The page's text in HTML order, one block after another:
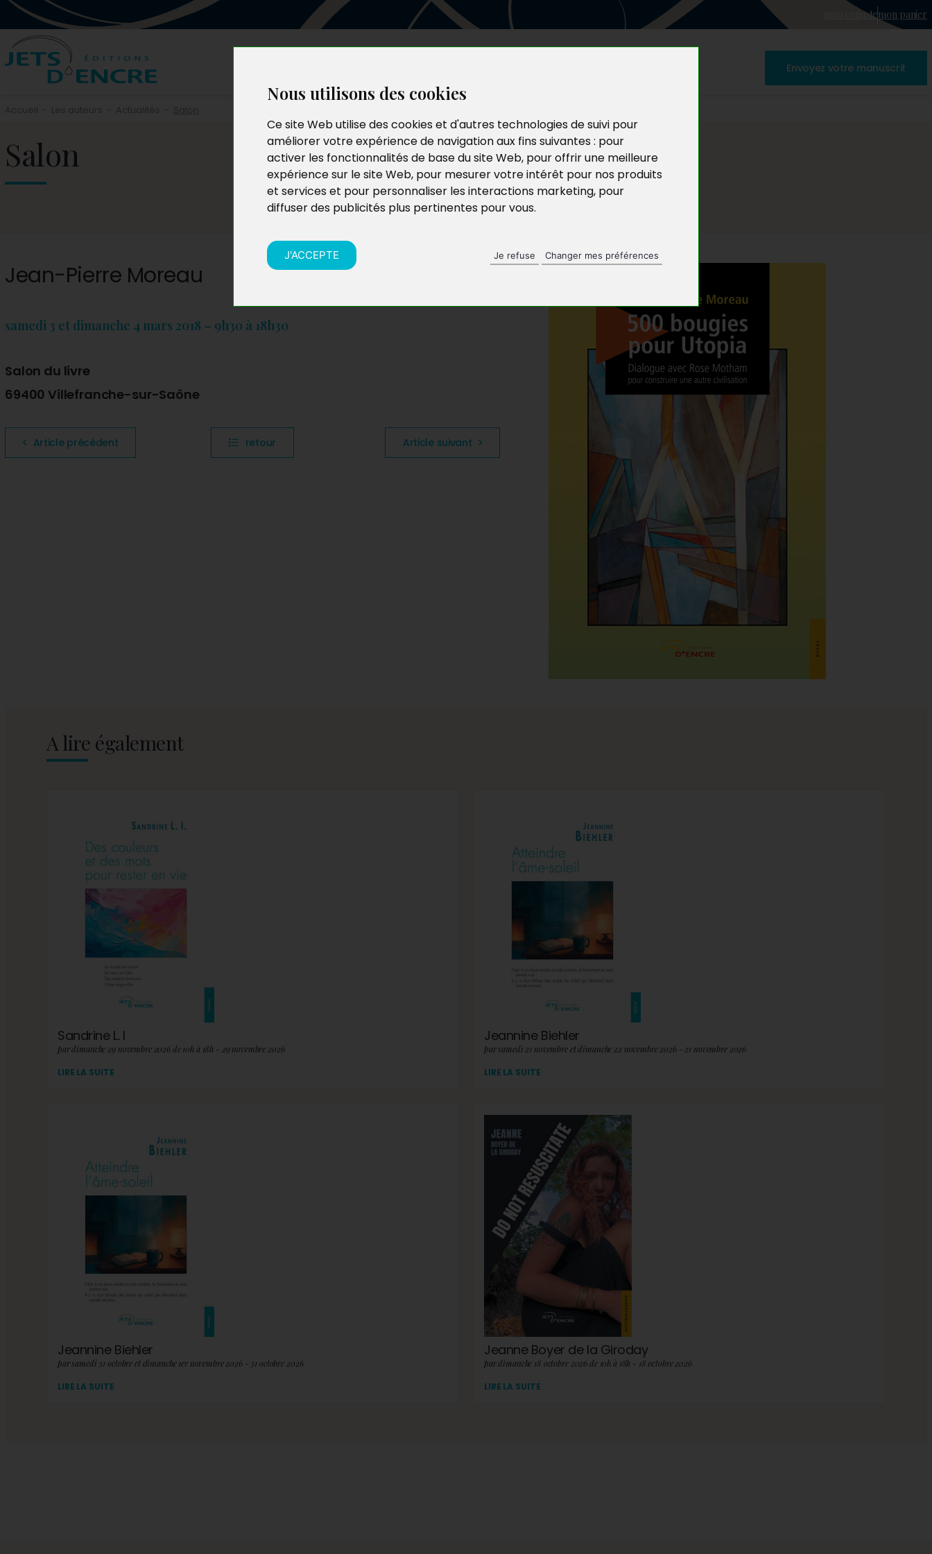
Nous utilisons des cookies
Ce site Web utilise des cookies et d'autres technologies de suivi pour
améliorer votre expérience de navigation aux fins suivantes : pour
activer les fonctionnalités de base du site Web, pour offrir une meilleure
expérience sur le site Web, pour mesurer votre intérêt pour nos produits
et services et pour personnaliser les interactions marketing, pour
diffuser des publicités plus pertinentes pour vous.
J'ACCEPTE Je refuse Changer mes préférences
mon comptemon panier
Envoyez votre manuscrit
Salon
Jean-Pierre Moreau
samedi 3 et dimanche 4 mars 2018 – 9h30 à 18h30
Salon du livre
69400 Villefranche-sur-Saône
Article précédent retour Article suivant
A lire également
Sandrine L. I
par dimanche 29 novembre 2026 de 10h à 18h - 29 novembre 2026
LIRE LA SUITE
Jeannine Biehler
par samedi 21 novembre et dimanche 22 novembre 2026 - 21 novembre 2026
LIRE LA SUITE
Jeannine Biehler
par samedi 31 octobre et dimanche 1er novembre 2026 - 31 octobre 2026
LIRE LA SUITE
Jeanne Boyer de la Giroday
par dimanche 18 octobre 2026 de 10h à 18h - 18 octobre 2026
LIRE LA SUITE